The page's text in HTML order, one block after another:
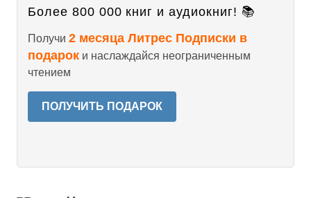
Более 800 000 книг и аудиокниг! 📚
Получи 2 месяца Литрес Подписки в
подарок и наслаждайся неограниченным
чтением
ПОЛУЧИТЬ ПОДАРОК